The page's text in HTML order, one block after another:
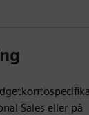
Sales eller på